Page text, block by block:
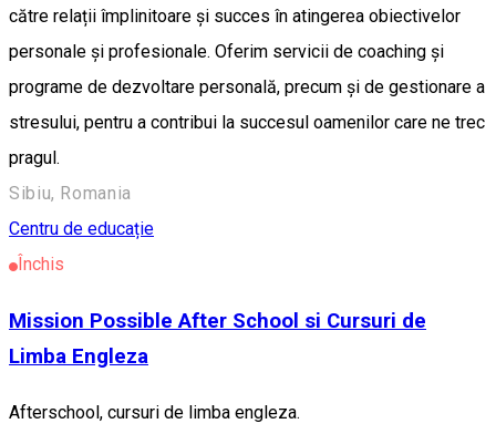
către relații împlinitoare și succes în atingerea obiectivelor
personale și profesionale. Oferim servicii de coaching și
programe de dezvoltare personală, precum și de gestionare a
stresului, pentru a contribui la succesul oamenilor care ne trec
pragul.
Sibiu, Romania
Centru de educație
Închis
Mission Possible After School si Cursuri de
Limba Engleza
Afterschool, cursuri de limba engleza.